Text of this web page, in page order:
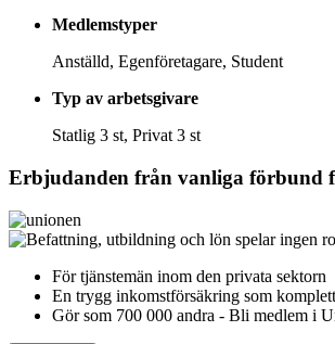
Medlemstyper
Anställd, Egenföretagare, Student
Typ av arbetsgivare
Statlig 3 st, Privat 3 st
Erbjudanden från vanliga förbund
För tjänstemän inom den privata sektorn
En trygg inkomst­försäkring som
Gör som 700 000 andra - Bli medlem i